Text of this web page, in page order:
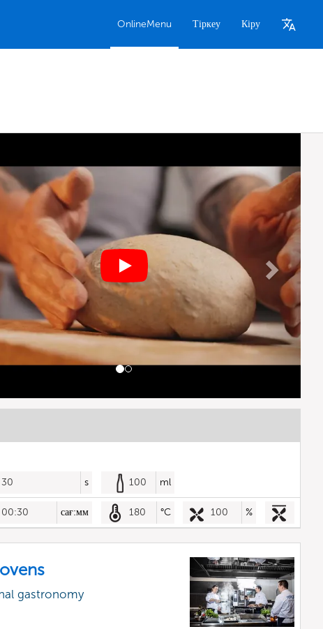
OnlineMenu Тіркеу Кіру
30 s 100 ml
00:30 сағ:мм 180 °C 100 %
gastronomy